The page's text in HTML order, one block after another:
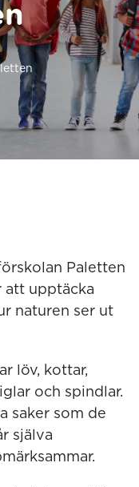
Paletten
att upptäcka
naturen ser ut
löv, kottar,
och spindlar.
saker som de
själva